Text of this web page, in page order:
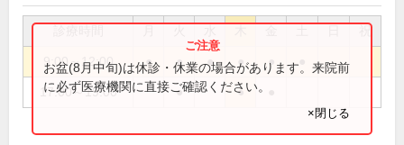
祝
9:00～12:00 ● ● ● ● ●
17:00～19:00 ● ●
お盆(8月中旬)は休診・休業の場合があります。来院前
に必ず医療機関に直接ご確認ください。
×閉じる